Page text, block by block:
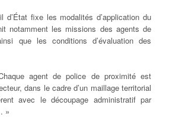
d’État fixe les modalités d’application du
notamment les missions des agents de
que les conditions d’évaluation des
agent de police de proximité est
dans le cadre d’un maillage territorial
avec le découpage administratif par
»